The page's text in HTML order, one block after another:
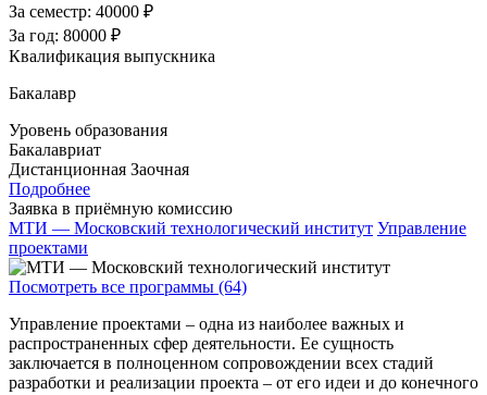
За семестр: 40000 ₽
За год: 80000 ₽
Квалификация выпускника
Бакалавр
Уровень образования
Бакалавриат
Дистанционная Заочная
Подробнее
Заявка в приёмную комиссию
МТИ — Московский технологический институт Управление
проектами
Посмотреть все программы (64)
Управление проектами – одна из наиболее важных и
распространенных сфер деятельности. Ее сущность
заключается в полноценном сопровождении всех стадий
разработки и реализации проекта – от его идеи и до конечного